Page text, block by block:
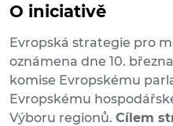
O iniciativě
Evropská strategie pro
oznámena dne 10.
komise Evropskému
Evropskému
Výboru regionů. Cílem